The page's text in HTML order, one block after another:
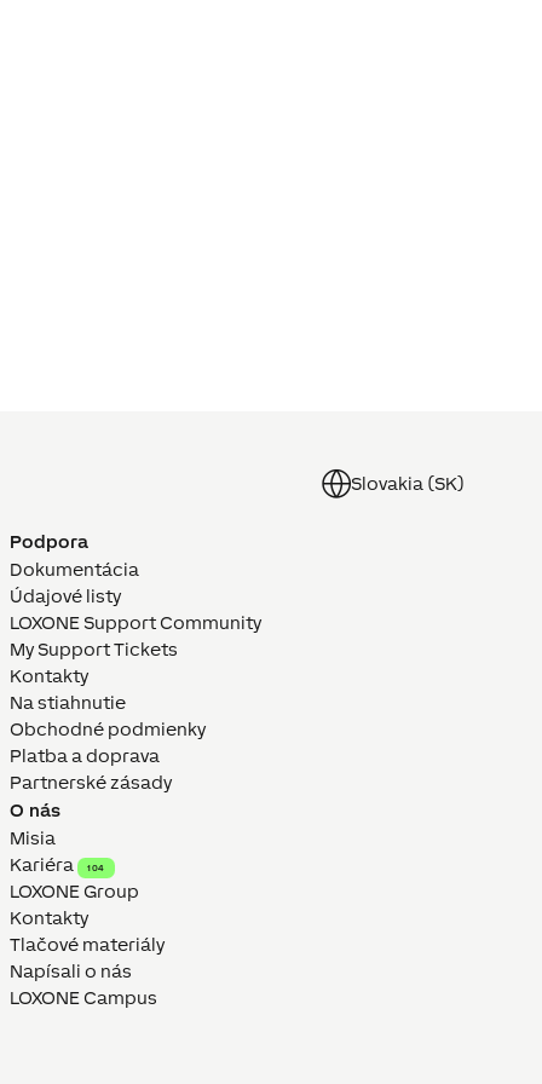
Slovakia (SK)
Podpora
Dokumentácia
Údajové listy
LOXONE Support Community
My Support Tickets
Kontakty
Na stiahnutie
Obchodné podmienky
Platba a doprava
Partnerské zásady
O nás
Misia
Kariéra
104
LOXONE Group
Kontakty
Tlačové materiály
Napísali o nás
LOXONE Campus